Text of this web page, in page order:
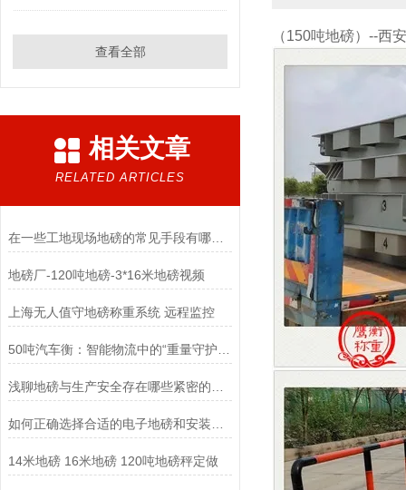
查看全部
相关文章
RELATED ARTICLES
在一些工地现场地磅的常见手段有哪些？
地磅厂-120吨地磅-3*16米地磅视频
上海无人值守地磅称重系统 远程监控
14米地磅 16米地磅 120吨地磅秤定做
（150吨地磅）--西